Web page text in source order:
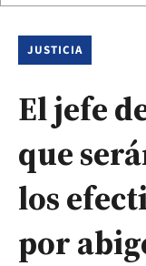
JUSTICIA
El jefe
que
los
por